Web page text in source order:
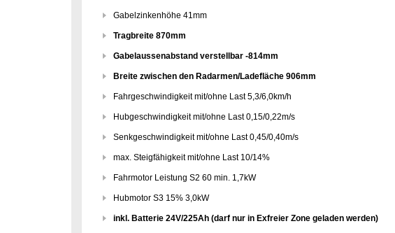
Gabelzinkenhöhe 41mm
Tragbreite 870mm
Gabelaussenabstand verstellbar -814mm
Breite zwischen den Radarmen/Ladefläche 906mm
Fahrgeschwindigkeit mit/ohne Last 5,3/6,0km/h
Hubgeschwindigkeit mit/ohne Last 0,15/0,22m/s
Senkgeschwindigkeit mit/ohne Last 0,45/0,40m/s
max. Steigfähigkeit mit/ohne Last 10/14%
Fahrmotor Leistung S2 60 min. 1,7kW
Hubmotor S3 15% 3,0kW
inkl. Batterie 24V/225Ah (darf nur in Exfreier Zone geladen werden)